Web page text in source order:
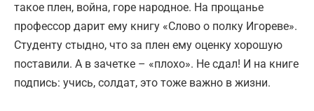
такое плен, война, горе народное. На прощанье
профессор дарит ему книгу «Слово о полку Игореве».
Студенту стыдно, что за плен ему оценку хорошую
поставили. А в зачетке – «плохо». Не сдал! И на книге
подпись: учись, солдат, это тоже важно в жизни.